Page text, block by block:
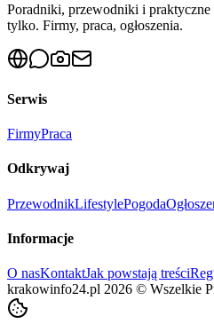
Poradniki, przewodniki i
tylko. Firmy, praca, ogłoszenia.
Serwis
FirmyPraca
Odkrywaj
PrzewodnikLifestylePogoda
Informacje
O nasKontaktJak powstają treści
krakowinfo24.pl 2026 © Wszelkie